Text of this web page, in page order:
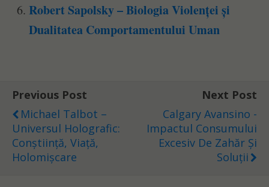
Robert Sapolsky – Biologia Violenței și
Dualitatea Comportamentului Uman
Previous Post
Michael Talbot –
Universul Holografic:
Conștiință, Viață,
Holomișcare
Next Post
Calgary Avansino -
Impactul Consumului
Excesiv De Zahăr Și
Soluții